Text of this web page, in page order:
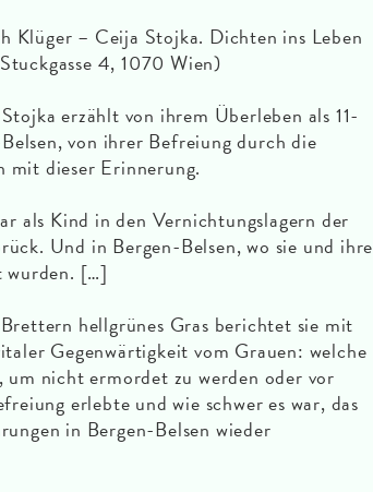
Klüger – Ceija Stojka. Dichten ins Leben
4, 1070 Wien)
erzählt von ihrem Überleben als 11-
von ihrer Befreiung durch die
mit dieser Erinnerung.
als Kind in den Vernichtungslagern der
Und in Bergen-Belsen, wo sie und ihre
[…]
hellgrünes Gras berichtet sie mit
Gegenwärtigkeit vom Grauen: welche
nicht ermordet zu werden oder vor
erlebte und wie schwer es war, das
in Bergen-Belsen wieder